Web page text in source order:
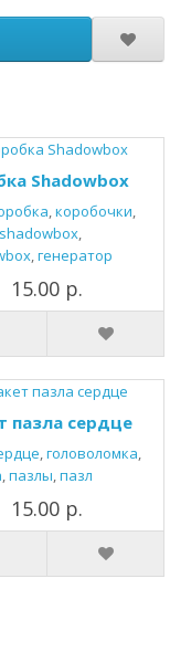
Shadowbox
,коробочки,
,
,генератор
15.00 р.
пазла сердце
,головоломка,
,пазлы,пазл
15.00 р.